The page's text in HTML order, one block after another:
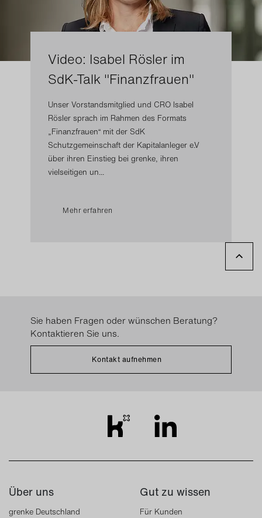
Video: Isabel Rösler im
SdK-Talk "Finanzfrauen"
Unser Vorstandsmitglied und CRO Isabel
Rösler sprach im Rahmen des Formats
„Finanzfrauen“ mit der SdK
Schutzgemeinschaft der Kapitalanleger e.V
über ihren Einstieg bei grenke, ihren
vielseitigen un...
Mehr erfahren
Sie haben Fragen oder wünschen Beratung?
Kontaktieren Sie uns.
Kontakt aufnehmen
Über uns
grenke Deutschland
Gut zu wissen
Für Kunden